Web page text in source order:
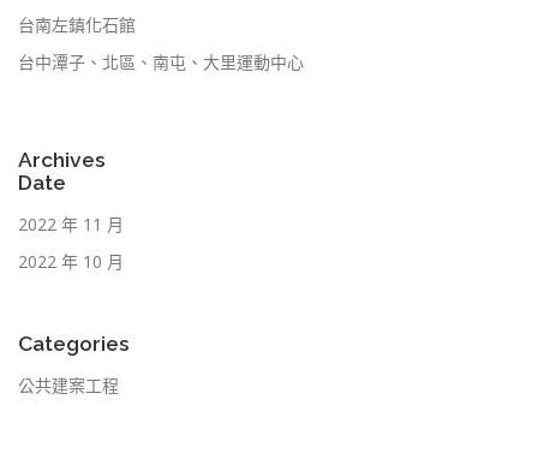
台南左鎮化石館
台中潭子、北區、南屯、大里運動中心
Archives
Date
2022 年 11 月
2022 年 10 月
Categories
公共建案工程